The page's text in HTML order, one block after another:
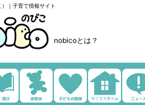
｜子育て情報サイト
nobicoとは？